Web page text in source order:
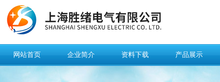
网站首页 企业简介 资料下载 产品展示